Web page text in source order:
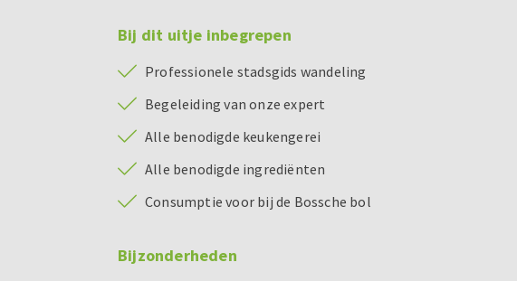
Bij dit uitje inbegrepen
Professionele stadsgids wandeling
Begeleiding van onze expert
Alle benodigde keukengerei
Alle benodigde ingrediënten
Consumptie voor bij de Bossche bol
Bijzonderheden